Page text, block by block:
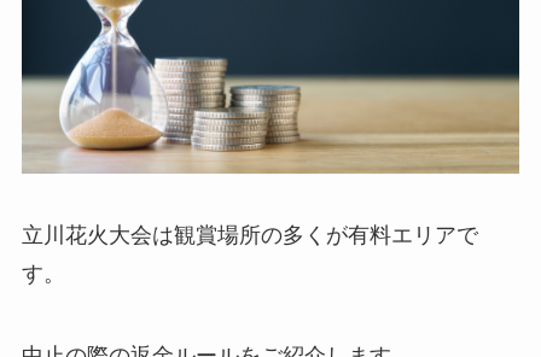
立川花火大会は観賞場所の多くが有料エリアで
す。